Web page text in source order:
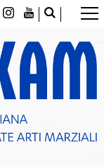
di 100 atleti